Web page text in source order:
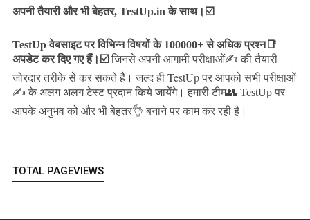
अपनी तैयारी और भी बेहतर, TestUp.in के साथ।☑️
TestUp वेबसाइट पर विभिन्न विषयों के 100000+ से अधिक प्रश्न📑
अपडेट कर दिए गए हैं। ☑️ जिनसे अपनी आगामी परीक्षाओं✍️ की तैयारी
जोरदार तरीके से कर सकते हैं।जल्द ही TestUp पर आपको सभी परीक्षाओं
✍️ के अलग अलग टेस्ट प्रदान किये जायेंगे। हमारी टीम👥 TestUp पर
आपके अनुभव को और भी बेहतर👌 बनाने पर काम कर रही है।
TOTAL PAGEVIEWS